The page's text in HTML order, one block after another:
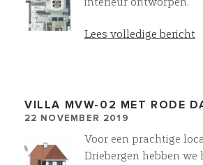
Lees volledige bericht
VILLA MVW-02 MET RODE
22 NOVEMBER 2019
Voor een prachtige
Driebergen hebben